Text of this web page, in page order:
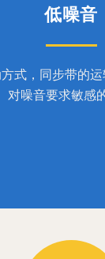
低噪音
式，同步带的
对噪音要求敏感